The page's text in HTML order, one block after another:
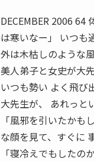
DECEMBER 2006
は寒いなー」 いつも
外は木枯しのような
美人弟子と女史が大
いつも勢い よく飛び
大先生が、 あれっと
「風邪を引いたか
な顔を見て、すぐに
「寝冷えでもした